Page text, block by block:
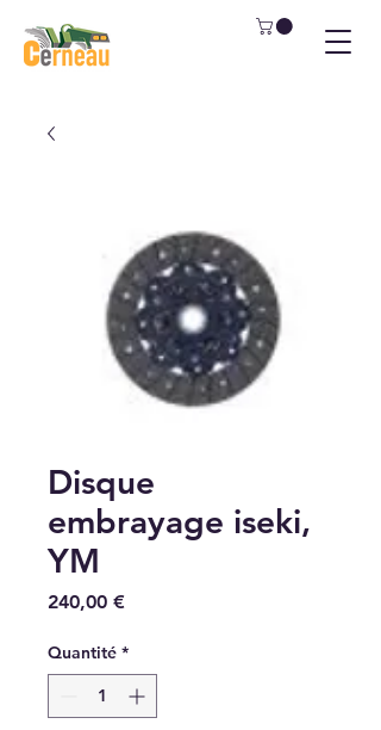
Disque
embrayage iseki,
YM
240,00 €Prix
Quantité *